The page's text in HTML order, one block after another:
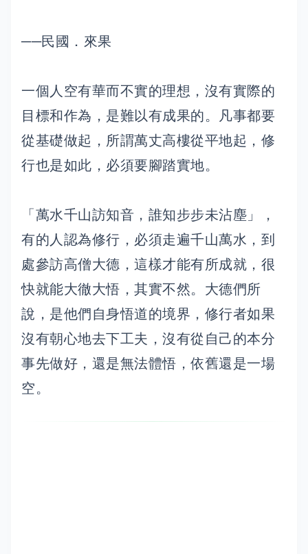
──民國．來果
一個人空有華而不實的理想，沒有實際的
目標和作為，是難以有成果的。凡事都要
從基礎做起，所謂萬丈高樓從平地起，修
行也是如此，必須要腳踏實地。
「萬水千山訪知音，誰知步步未沾塵」，
有的人認為修行，必須走遍千山萬水，到
處參訪高僧大德，這樣才能有所成就，很
快就能大徹大悟，其實不然。大德們所
說，是他們自身悟道的境界，修行者如果
沒有朝心地去下工夫，沒有從自己的本分
事先做好，還是無法體悟，依舊還是一場
空。